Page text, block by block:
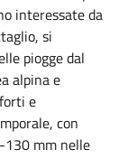
interessate da
si
piogge dal
alpina e
e
con
130 mm nelle